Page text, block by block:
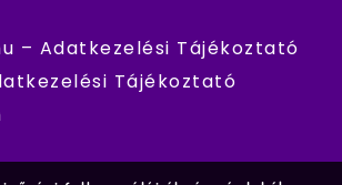
– Adatkezelési Tájékoztató
Tájékoztató